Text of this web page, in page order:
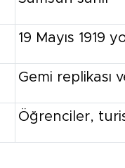
19 Mayıs 1919
Gemi replikası
Öğrenciler,